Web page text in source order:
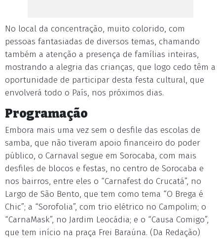
No local da concentração, muito colorido, com
pessoas fantasiadas de diversos temas, chamando
também a atenção a presença de famílias inteiras,
mostrando a alegria das crianças, que logo cedo têm a
oportunidade de participar desta festa cultural, que
envolverá todo o País, nos próximos dias.
Programação
Embora mais uma vez sem o desfile das escolas de
samba, que não tiveram apoio financeiro do poder
público, o Carnaval segue em Sorocaba, com mais
desfiles de blocos e festas, no centro de Sorocaba e
nos bairros, entre eles o “Carnafest do Crucatá”, no
Largo de São Bento, que tem como tema “O Brega é
Chic”; a “Sorofolia”, com trio elétrico no Campolim; o
“CarnaMask”, no Jardim Leocádia; e o “Causa Comigo”,
que tem início na praça Frei Baraúna. (Da Redação)